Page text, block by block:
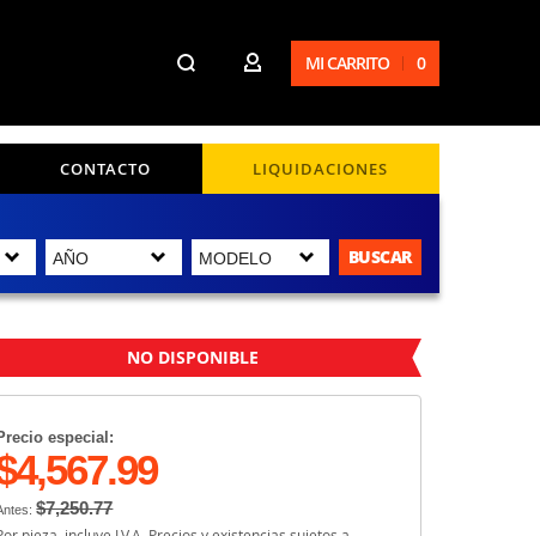
MI CARRITO 0
CONTACTO LIQUIDACIONES
BUSCAR
NO DISPONIBLE
especial:
$7,250.77